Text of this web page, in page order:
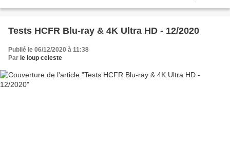
Tests HCFR Blu-ray & 4K Ultra HD - 12/2020
Publié le 06/12/2020 à 11:38
Par le loup celeste